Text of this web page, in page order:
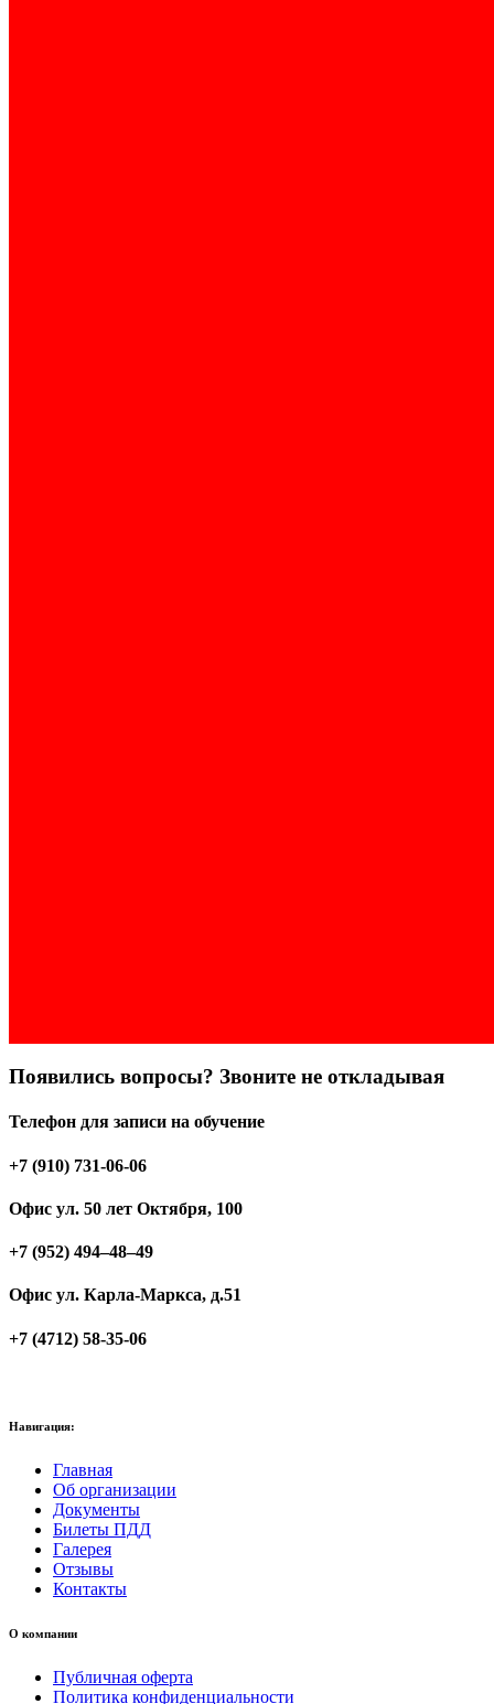
Появились вопросы? Звоните не откладывая
Телефон для записи на обучение
+7 (910) 731-06-06
Офис ул. 50 лет Октября, 100
+7 (952) 494–48–49
Офис ул. Карла-Маркса, д.51
+7 (4712) 58-35-06
Навигация:
Главная
Об организации
Документы
Билеты ПДД
Галерея
Отзывы
Контакты
О компании
Публичная оферта
Политика конфиденциальности